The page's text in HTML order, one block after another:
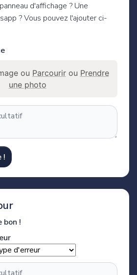
d'affichage ? Une
? Vous pouvez l'ajouter ci-
ou Parcourirou Prendre
une photo
!
bon !